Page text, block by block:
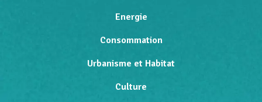
Energie
Consommation
Urbanisme et Habitat
Culture